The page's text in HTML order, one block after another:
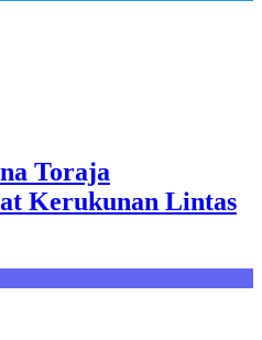
Toraja
Kerukunan Lintas